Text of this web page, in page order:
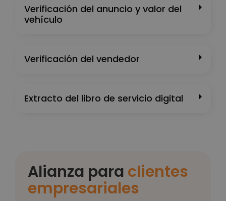
Verificación del anuncio y valor del
vehículo
Verificación del vendedor
Extracto del libro de servicio digital
Alianza para clientes
empresariales